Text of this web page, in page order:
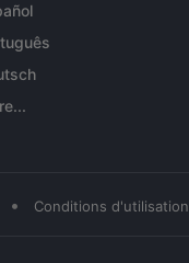
• Conditions d'utilisation